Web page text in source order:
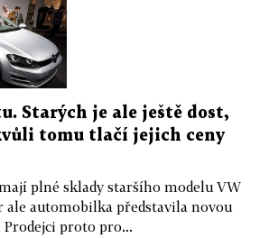
Starých je ale ještě dost,
tomu tlačí jejich ceny
plné sklady staršího modelu VW
ale automobilka představila novou
proto pro...